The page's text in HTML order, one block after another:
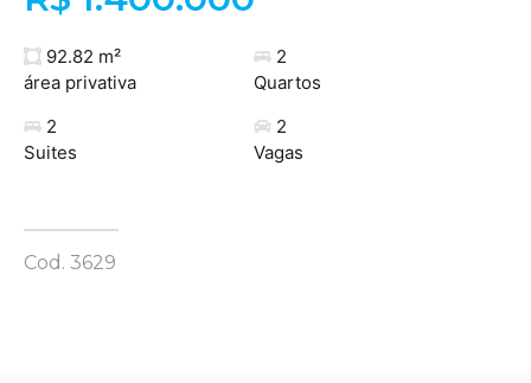
92.82 m²
área privativa
2
Quartos
2
Suites
2
Vagas
Cod. 3629